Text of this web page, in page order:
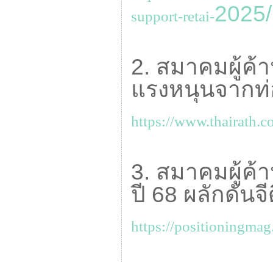
support-retai-2025/
2. สมาคมผู้ค้
แรงหนุนจากท่
https://
3. สมาคมผู้ค้
ปี 68 ผลักดัน
https://